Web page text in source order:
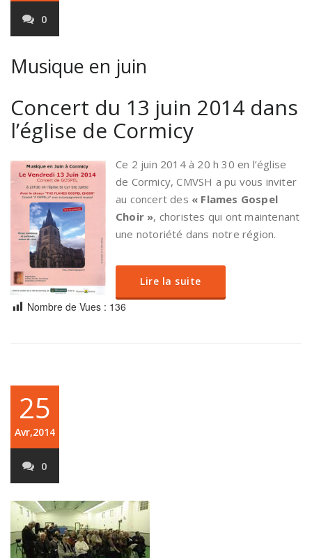
0
Musique en juin
Concert du 13 juin 2014 dans
l’église de Cormicy
Ce 2 juin 2014 à 20 h 30 en l’église
de Cormicy, CMVSH a pu vous inviter
au concert des « Flames Gospel
Choir », choristes qui ont maintenant
une notoriété dans notre région.
Lire la suite
Nombre de Vues : 136
25
Avr,2014
0